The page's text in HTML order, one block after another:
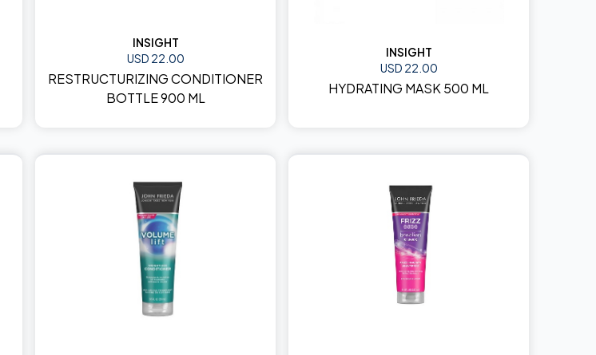
INSIGHT
USD 22.00
RESTRUCTURIZING CONDITIONER
BOTTLE 900 ML
INSIGHT
USD 22.00
HYDRATING MASK 500 ML